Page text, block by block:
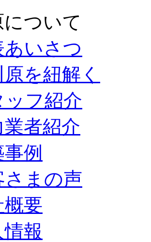
ついて
あいさつ
を紐解く
ッフ紹介
業者紹介
例
さまの声
概要
報